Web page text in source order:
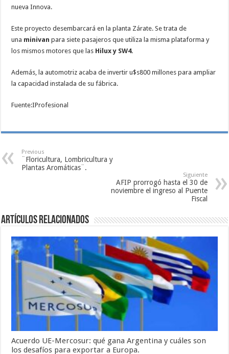
nueva Innova.
Este proyecto desembarcará en la planta Zárate. Se trata de
una minivanpara siete pasajeros que utiliza la misma plataforma y
los mismos motores que las Hilux y SW4.
Además, la automotriz acaba de invertir u$s800 millones para ampliar
la capacidad instalada de su fábrica.
Fuente:IProfesional
Previous
¨Floricultura, Lombricultura y
Plantas Aromáticas¨.
Siguiente
AFIP prorrogó hasta el 30 de
noviembre el ingreso al Puente
Fiscal
Artículos relacionados
Acuerdo UE-Mercosur: qué gana Argentina y cuáles son
los desafíos para exportar a Europa.